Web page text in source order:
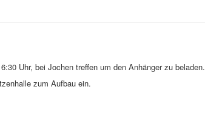
Uhr, bei Jochen treffen um den Anhänger zu beladen.
zum Aufbau ein.